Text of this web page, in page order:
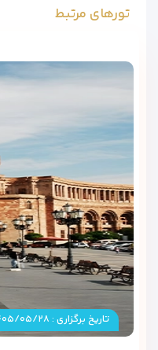
تورهای مرتبط
تاریخ برگزاری : ۱۴۰۵/۰۵/۲۸